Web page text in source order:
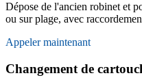
Dépose de l'ancien robinet et
ou sur plage, avec
Appeler maintenant
Changement de